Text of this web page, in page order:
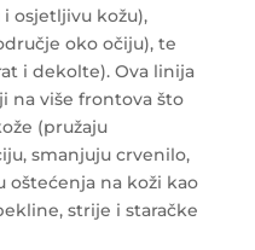
osjetljivu kožu),
oko očiju), te
i dekolte). Ova linija
na više frontova što
(pružaju
smanjuju crvenilo,
oštećenja na koži kao
strije i staračke